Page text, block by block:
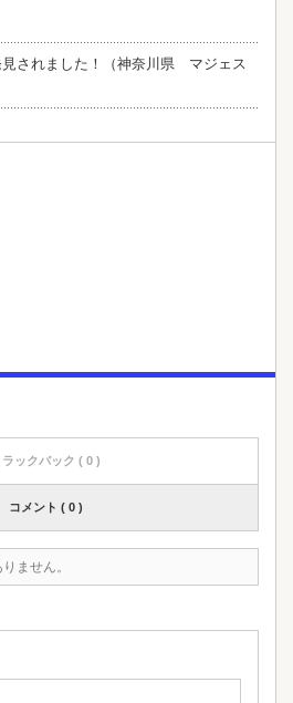
見されました！（神奈川県 マジェス
ラックバック ( 0 )
コメント ( 0 )
ません。